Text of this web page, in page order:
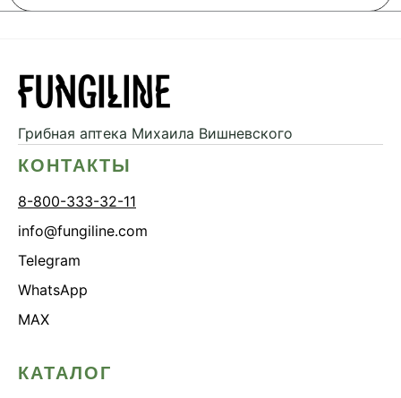
Грибная аптека Михаила Вишневского
КОНТАКТЫ
8-800-333-32-11
info@fungiline.com
Telegram
WhatsApp
MAX
КАТАЛОГ